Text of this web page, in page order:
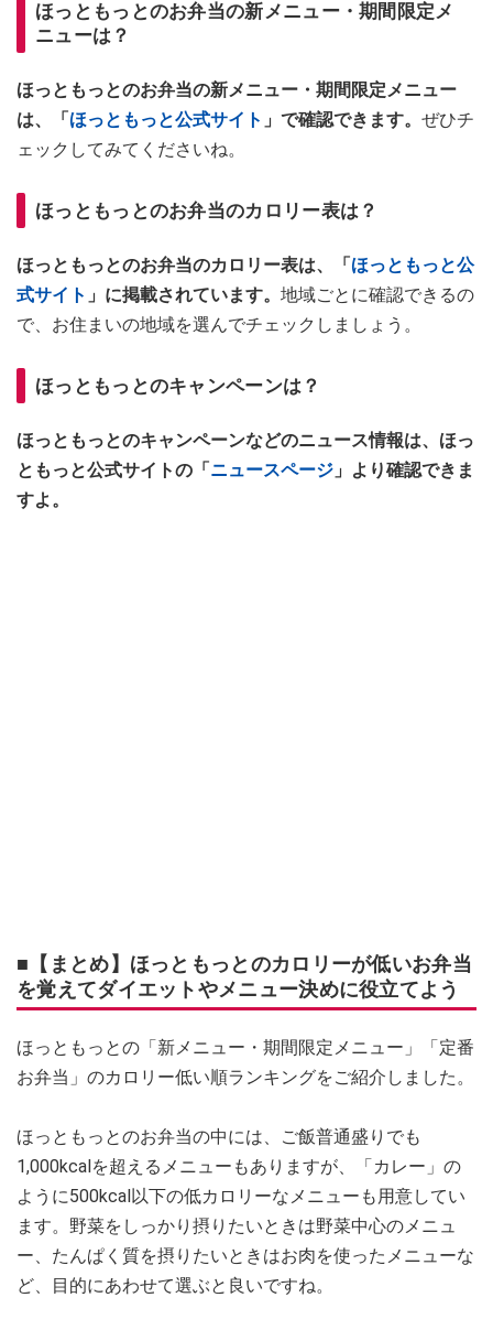
ほっともっとのお弁当の新メニュー・期間限定メ
ニューは？
ほっともっとのお弁当の新メニュー・期間限定メニュー
は、「ほっともっと公式サイト 」で確認できます。 ぜひチ
ェックしてみてくださいね。
ほっともっとのお弁当のカロリー表は？
ほっともっとのお弁当のカロリー表は、「ほっともっと公
式サイト 」に掲載されています。 地域ごとに確認できるの
で、お住まいの地域を選んでチェックしましょう。
ほっともっとのキャンペーンは？
ほっともっとのキャンペーンなどのニュース情報は、ほっ
ともっと公式サイトの「ニュースページ 」より確認できま
すよ。
■【まとめ】ほっともっとのカロリーが低いお弁当
を覚えてダイエットやメニュー決めに役立てよう
ほっともっとの「新メニュー・期間限定メニュー」「定番
お弁当」のカロリー低い順ランキングをご紹介しました。
ほっともっとのお弁当の中には、ご飯普通盛りでも
1,000kcalを超えるメニューもありますが、「カレー」の
ように500kcal以下の低カロリーなメニューも用意してい
ます。野菜をしっかり摂りたいときは野菜中心のメニュ
ー、たんぱく質を摂りたいときはお肉を使ったメニューな
ど、目的にあわせて選ぶと良いですね。